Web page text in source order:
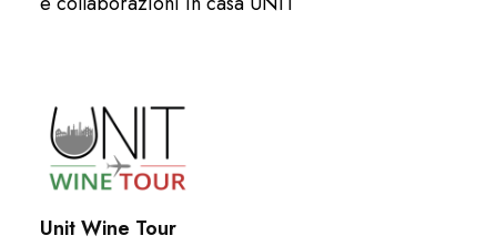
Unit Wine Tour